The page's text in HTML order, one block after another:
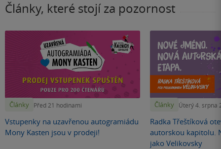
Články, které stojí za pozornost
Články Před 21 hodinami
Vstupenky na uzavřenou autogramiádu
Mony Kasten jsou v prodeji!
Články Úterý 4. srpna
Radka Třeštíková
autorskou kapitolu.
jako Velikovsky